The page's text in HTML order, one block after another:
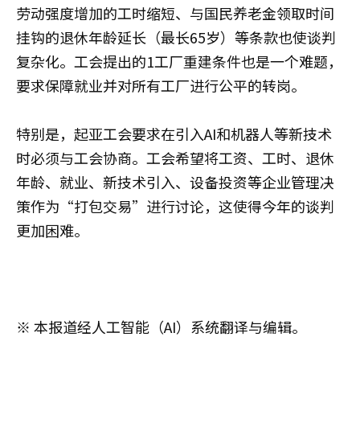
劳动强度增加的工时缩短、与国民养老金领取时间
挂钩的退休年龄延长（最长65岁）等条款也使谈判
复杂化。工会提出的1工厂重建条件也是一个难题，
要求保障就业并对所有工厂进行公平的转岗。
特别是，起亚工会要求在引入AI和机器人等新技术
时必须与工会协商。工会希望将工资、工时、退休
年龄、就业、新技术引入、设备投资等企业管理决
策作为“打包交易”进行讨论，这使得今年的谈判
更加困难。
※ 本报道经人工智能（AI）系统翻译与编辑。